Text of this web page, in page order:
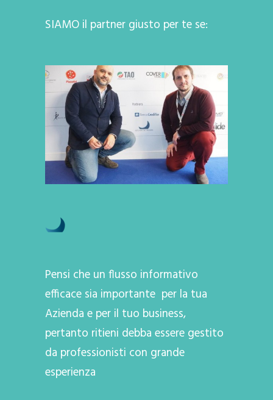
SIAMO il partner giusto per te se:
Pensi che un flusso informativo
efficace sia importante per la tua
Azienda e per il tuo business,
pertanto ritieni debba essere gestito
da professionisti con grande
esperienza